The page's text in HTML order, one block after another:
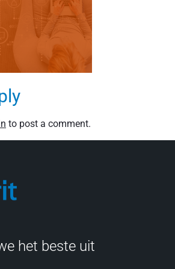
to post a comment.
het beste uit